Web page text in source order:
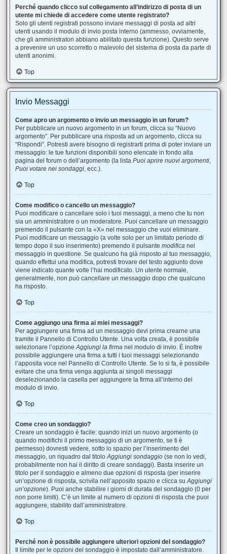
Perché quando clicco sul collegamento all’indirizzo di posta di un
utente mi chiede di accedere come utente registrato?
Solo gli utenti registrati possono inviare messaggi di posta ad altri
utenti usando il modulo di invio posta interno (ammesso, ovviamente,
che gli amministratori abbiano abilitato questa funzione). Questo serve
a prevenire un uso scorretto o malevolo del sistema di posta da parte di
utenti anonimi.
Top
Invio Messaggi
Come apro un argomento o invio un messaggio in un forum?
Per pubblicare un nuovo argomento in un forum, clicca su “Nuovo
argomento”. Per pubblicare una risposta ad un argomento, clicca su
“Rispondi”. Potresti avere bisogno di registrarti prima di poter inviare un
messaggio: le tue funzioni disponibili sono elencate in fondo alla
pagina del forum o dell’argomento (la lista Puoi aprire nuovi argomenti,
Puoi votare nei sondaggi, ecc.).
Top
Come modifico o cancello un messaggio?
Puoi modificare o cancellare solo i tuoi messaggi, a meno che tu non
sia un amministratore o un moderatore. Puoi cancellare un messaggio
premendo il pulsante con la «X» nel messaggio che vuoi eliminare.
Puoi modificare un messaggio (a volte solo per un limitato periodo di
tempo dopo il suo inserimento) premendo il pulsante modifica nel
messaggio in questione. Se qualcuno ha già risposto al tuo messaggio,
quando effettui una modifica, potresti trovare del testo aggiunto dove
viene indicato quante volte l’hai modificato. Un utente normale,
generalmente, non può cancellare un messaggio dopo che qualcuno
ha risposto.
Top
Come aggiungo una firma ai miei messaggi?
Per aggiungere una firma ad un messaggio devi prima crearne una
tramite il Pannello di Controllo Utente. Una volta creata, è possibile
selezionare l’opzioneAggiungi la firma nel modulo di invio. È inoltre
possibile aggiungere una firma a tutti i tuoi messaggi selezionando
l’apposita voce nel Pannello di Controllo Utente. Se lo si fa, è possibile
evitare che una firma venga aggiunta ai singoli messaggi
deselezionando la casella per aggiungere la firma all’interno del
modulo di invio.
Top
Come creo un sondaggio?
Creare un sondaggio è facile: quando inizi un nuovo argomento (o
quando modifichi il primo messaggio di un argomento, se ti è
permesso) dovresti vedere, sotto lo spazio per l’inserimento del
messaggio, un riquadro dal titoloAggiungi sondaggio (se non lo vedi,
probabilmente non hai il diritto di creare sondaggi). Basta inserire un
titolo per il sondaggio e almeno due opzioni di risposta (per inserire
un’opzione di risposta, scrivila nell’apposito spazio e clicca suAggiungi
un’opzione). Puoi anche stabilire i giorni di durata del sondaggio (0 per
non porre limiti). C’è un limite al numero di opzioni di risposta che puoi
aggiungere, stabilito dall’amministratore.
Top
Perché non è possibile aggiungere ulteriori opzioni del sondaggio?
Il limite per le opzioni del sondaggio è impostato dall’amministratore.